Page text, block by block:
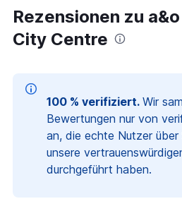
Rezensionen zu
City Centre
100 % verifiziert. Wir
Bewertungen nur von
an, die echte Nutzer über
unsere
durchgeführt haben.